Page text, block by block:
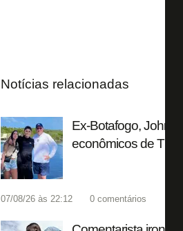
Notícias relacionadas
Ex-Botafogo, John
econômicos de
07/08/26 às 22:12 0 comentários